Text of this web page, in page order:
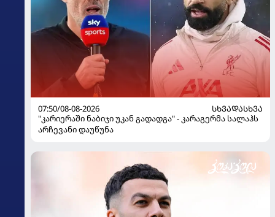
07:50/08-08-2026
ᲡᲮᲕᲐᲓᲐᲡᲮᲕᲐ
"კარიერაში ნაბიჯი უკან გადადგა" - კარაგერმა სალაჰს
არჩევანი დაუწუნა